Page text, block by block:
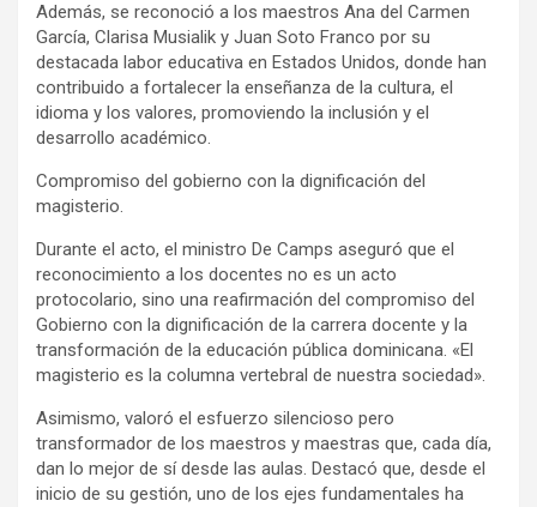
Además, se reconoció a los maestros Ana del Carmen
García, Clarisa Musialik y Juan Soto Franco por su
destacada labor educativa en Estados Unidos, donde han
contribuido a fortalecer la enseñanza de la cultura, el
idioma y los valores, promoviendo la inclusión y el
desarrollo académico.
Compromiso del gobierno con la dignificación del
magisterio.
Durante el acto, el ministro De Camps aseguró que el
reconocimiento a los docentes no es un acto
protocolario, sino una reafirmación del compromiso del
Gobierno con la dignificación de la carrera docente y la
transformación de la educación pública dominicana. «El
magisterio es la columna vertebral de nuestra sociedad».
Asimismo, valoró el esfuerzo silencioso pero
transformador de los maestros y maestras que, cada día,
dan lo mejor de sí desde las aulas. Destacó que, desde el
inicio de su gestión, uno de los ejes fundamentales ha